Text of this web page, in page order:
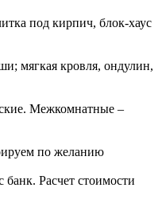
под кирпич, блок-хаус
мягкая кровля, ондулин,
Межкомнатные –
по желанию
Расчет стоимости